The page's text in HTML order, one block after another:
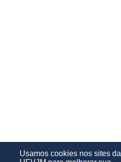
Usamos cookies nos sites da